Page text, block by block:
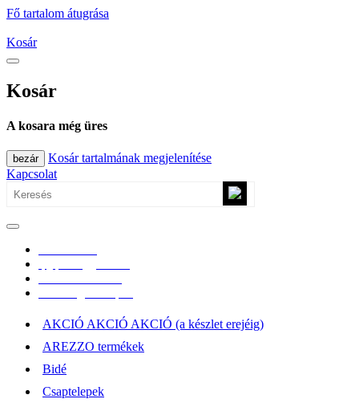
Fő tartalom átugrása
Kosár
Kosár
A kosara még üres
bezár
Kosár tartalmának megjelenítése
Kapcsolat
AKCIÓ AKCIÓ AKCIÓ (a készlet erejéig)
AREZZO termékek
Bidé
Csaptelepek